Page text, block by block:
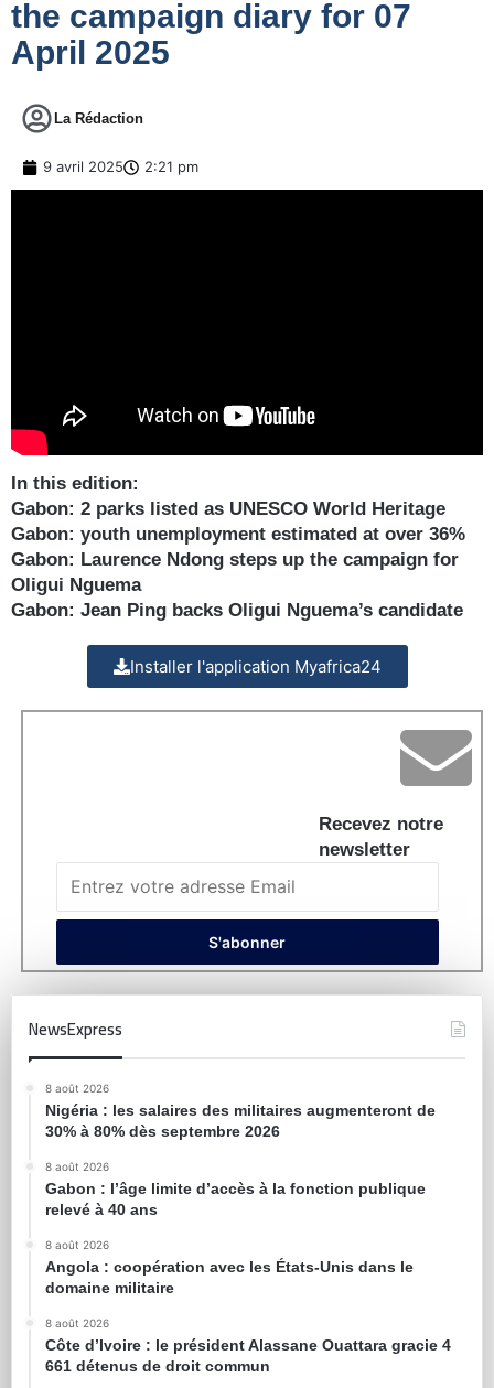
the campaign diary for 07
April 2025
La Rédaction
9 avril 2025 2:21 pm
In this edition:
Gabon: 2 parks listed as UNESCO World Heritage
Gabon: youth unemployment estimated at over 36%
Gabon: Laurence Ndong steps up the campaign for
Oligui Nguema
Gabon: Jean Ping backs Oligui Nguema’s candidate
Installer l'application Myafrica24
Recevez notre
newsletter
NewsExpress
8 août 2026
Nigéria : les salaires des militaires augmenteront de
30% à 80% dès septembre 2026
8 août 2026
Gabon : l’âge limite d’accès à la fonction publique
relevé à 40 ans
8 août 2026
Angola : coopération avec les États-Unis dans le
domaine militaire
8 août 2026
Côte d’Ivoire : le président Alassane Ouattara gracie 4
661 détenus de droit commun